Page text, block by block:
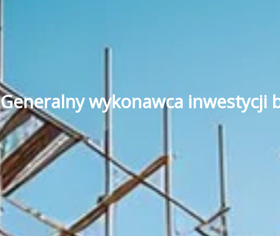
Generalny wykonawca inwestycji